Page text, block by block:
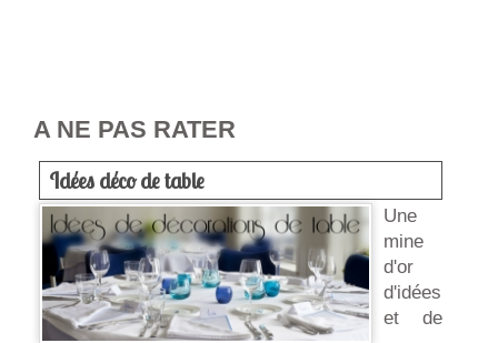
A NE PAS RATER
Idées déco de table
Une
mine
d'or
d'idées
et de